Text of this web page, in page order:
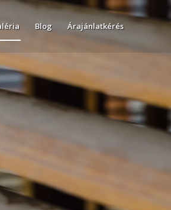
Blog Árajánlatkérés